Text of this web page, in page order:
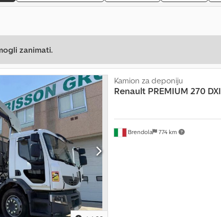
zanimati.
Brendola 774 km
Kamion za deponiju
Renault PREMIUM 270 DXI